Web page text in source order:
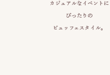
カジュアルな イベントに
ぴったりの
ビュッフェスタイル。